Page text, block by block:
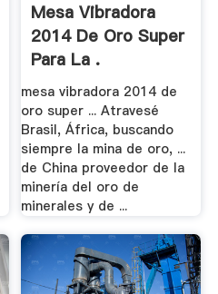
Mesa Vibradora
2014 De Oro Super
Para La .
mesa vibradora 2014 de
oro super ... Atravesé
Brasil, África, buscando
siempre la mina de oro, ...
de China proveedor de la
minería del oro de
minerales y de ...